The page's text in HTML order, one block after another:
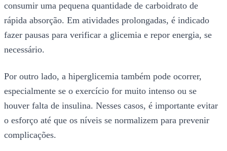
consumir uma pequena quantidade de carboidrato de
rápida absorção. Em atividades prolongadas, é indicado
fazer pausas para verificar a glicemia e repor energia, se
necessário.
Por outro lado, a hiperglicemia também pode ocorrer,
especialmente se o exercício for muito intenso ou se
houver falta de insulina. Nesses casos, é importante evitar
o esforço até que os níveis se normalizem para prevenir
complicações.